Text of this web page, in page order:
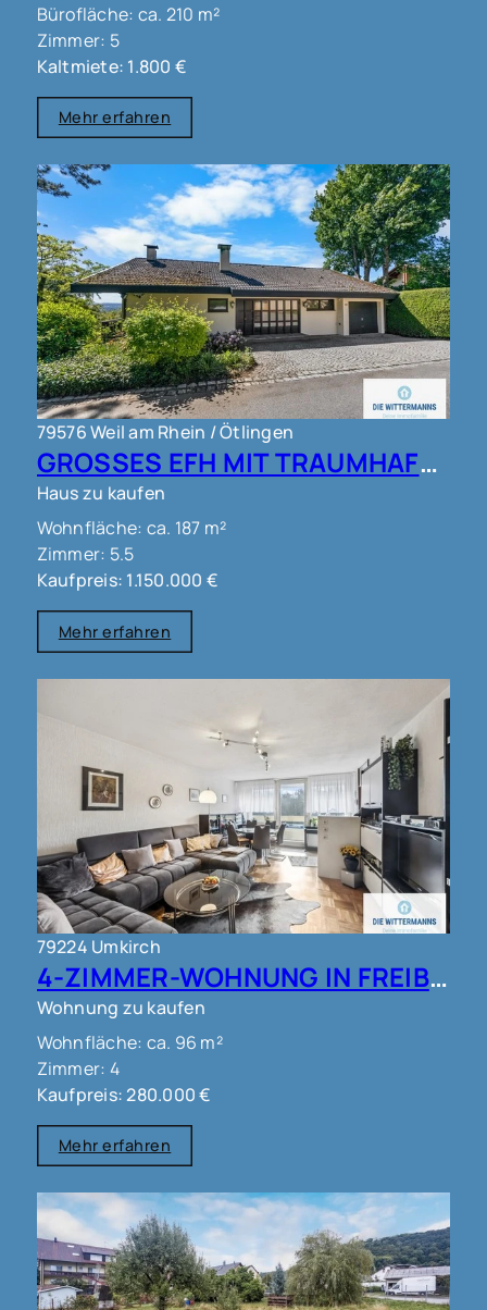
Bürofläche: ca. 210 m²
Zimmer: 5
Kaltmiete: 1.800 €
Mehr erfahren
79576 Weil am Rhein / Ötlingen
GROSSES EFH MIT TRAUMHAFTEM AUSBLICK IN WEIL AM RHEIN OT ÖTLINGEN !!!
Haus zu kaufen
Wohnfläche: ca. 187 m²
Zimmer: 5.5
Kaufpreis: 1.150.000 €
Mehr erfahren
79224 Umkirch
4-ZIMMER-WOHNUNG IN FREIBURG - UMKIRCH!!
Wohnung zu kaufen
Wohnfläche: ca. 96 m²
Zimmer: 4
Kaufpreis: 280.000 €
Mehr erfahren